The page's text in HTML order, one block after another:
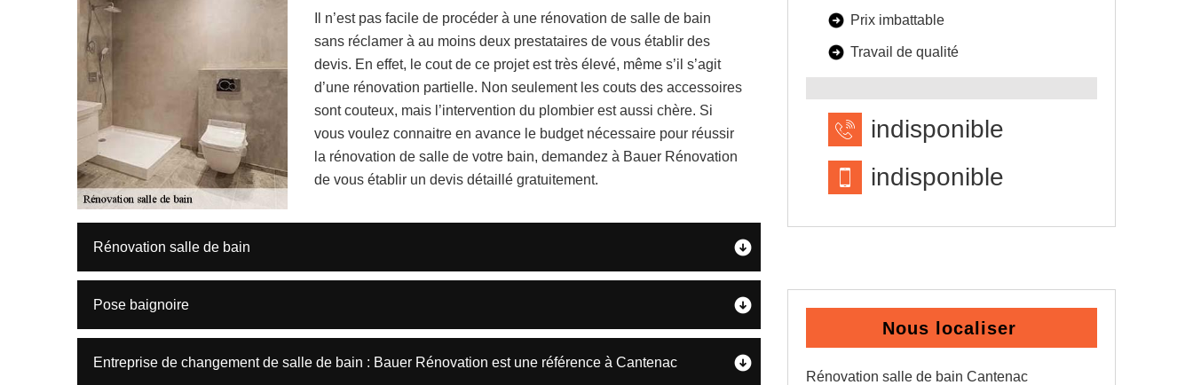
Il n’est pas facile de procéder à une rénovation de salle de bain
sans réclamer à au moins deux prestataires de vous établir des
devis. En effet, le cout de ce projet est très élevé, même s’il s’agit
d’une rénovation partielle. Non seulement les couts des accessoires
sont couteux, mais l’intervention du plombier est aussi chère. Si
vous voulez connaitre en avance le budget nécessaire pour réussir
la rénovation de salle de votre bain, demandez à Bauer Rénovation
de vous établir un devis détaillé gratuitement.
Rénovation salle de bain
Pose baignoire
Entreprise de changement de salle de bain : Bauer Rénovation est une référence à Cantenac
Prix imbattable
Travail de qualité
indisponible
indisponible
Nous localiser
Rénovation salle de bain Cantenac